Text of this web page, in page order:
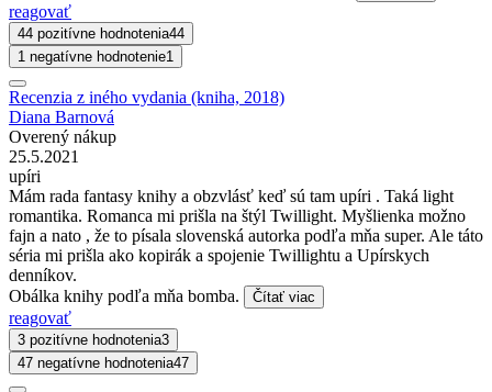
reagovať
44 pozitívne hodnotenia44
1 negatívne hodnotenie1
Recenzia z iného vydania (kniha, 2018)
Diana Barnová
Overený nákup
25.5.2021
upíri
Mám rada fantasy knihy a obzvlásť keď sú tam upíri . Taká light
romantika. Romanca mi prišla na štýl Twillight. Myšlienka možno
fajn a nato , že to písala slovenská autorka podľa mňa super. Ale táto
séria mi prišla ako kopirák a spojenie Twillightu a Upírskych
denníkov.
Obálka knihy podľa mňa bomba.
Čítať viac
reagovať
3 pozitívne hodnotenia3
47 negatívne hodnotenia47